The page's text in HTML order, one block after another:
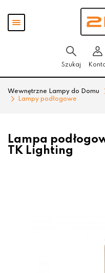
Pokaż
menu
Szukaj
Wewnętrzne Lampy do Domu
Lampy podłogowe
Lampa
TK Lighting